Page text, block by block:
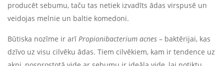
producēt sebumu, taču tas netiek izvadīts ādas virspusē un
veidojas melnie un baltie komedoni.
Būtiska nozīme ir arī Propionibacterium acnes – baktērijai, kas
dzīvo uz visu cilvēku ādas. Tiem cilvēkiem, kam ir tendence uz